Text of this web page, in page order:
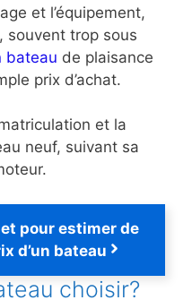
et l’équipement,
souvent trop sous
bateau de plaisance
prix d’achat.
et la
neuf, suivant sa
pour estimer de
d’un bateau
choisir?